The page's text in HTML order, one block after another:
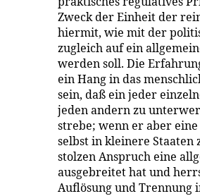
Zweck der Einheit der
hiermit, wie mit der
zugleich auf ein
werden soll. Die
ein Hang in das
sein, daß ein jeder
jeden andern zu
strebe; wenn er aber
selbst in kleinere Staaten
stolzen Anspruch eine
ausgebreitet hat und
Auflösung und Trennung